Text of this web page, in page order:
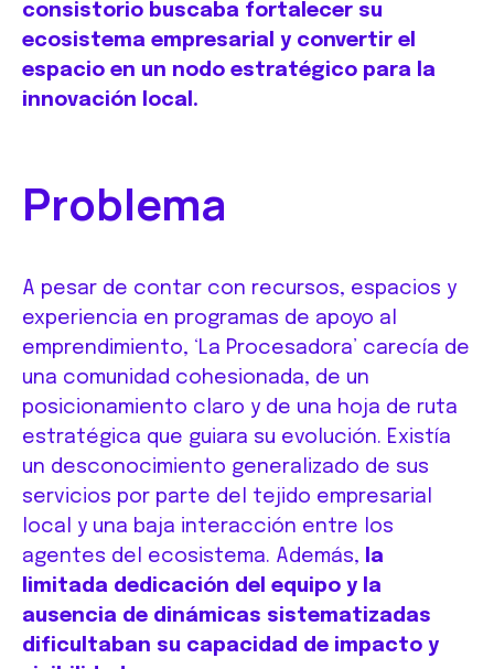
consistorio buscaba fortalecer su
ecosistema empresarial y convertir el
espacio en un nodo estratégico para la
innovación local.
Problema
A pesar de contar con recursos, espacios y
experiencia en programas de apoyo al
emprendimiento, ‘La Procesadora’ carecía de
una comunidad cohesionada, de un
posicionamiento claro y de una hoja de ruta
estratégica que guiara su evolución. Existía
un desconocimiento generalizado de sus
servicios por parte del tejido empresarial
local y una baja interacción entre los
agentes del ecosistema. Además,
la
limitada dedicación del equipo y la
ausencia de dinámicas sistematizadas
dificultaban su capacidad de impacto y